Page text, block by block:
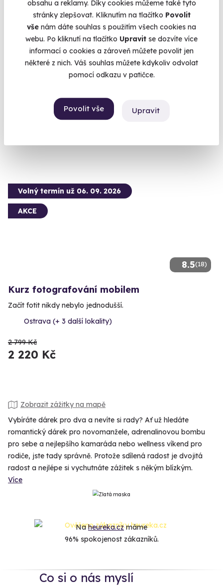
obsahu a reklamy. Díky cookies můžeme také tyto
stránky zlepšovat. Kliknutím na tlačítko Povolit
vše nám dáte souhlas s použitím všech cookies na
webu. Po kliknutí na tlačítko Upravit se dozvíte více
informací o cookies a zároveň můžete povolit jen
některé z nich. Váš souhlas můžete kdykoliv odvolat
pomocí odkazu v patičce.
Povolit vše Upravit
9.6
Základní fotografický kurz
Naučte se ovládat svůj fotoaparát.
Ostrava (+ 4 další lokality)
8.5(18)
Volný termín už 06. 09. 2026
AKCE
Kurz fotografování mobilem
Začít fotit nikdy nebylo jednodušší.
Ostrava (+ 3 další lokality)
2 799 Kč
2 220 Kč
Zobrazit zážitky na mapě
Vybíráte dárek pro dva a nevíte si rady? Ať už hledáte
romantický dárek pro novomanžele, adrenalinovou bombu
pro sebe a nejlepšího kamaráda nebo wellness víkend pro
rodiče, jste tady správně. Protože sdílená radost je dvojitá
radost a nejlépe si vychutnáte zážitek s někým blízkým.
Více
Naheureka.czmáme
96% spokojenost zákazníků.
Co si o nás myslí